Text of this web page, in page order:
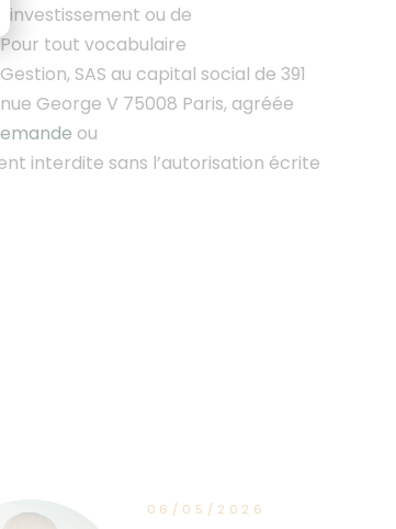
ou de
Pour tout vocabulaire
SAS au capital social de 391
George V 75008 Paris, agréée
ou
interdite sans l’autorisation écrite
06/05/2026